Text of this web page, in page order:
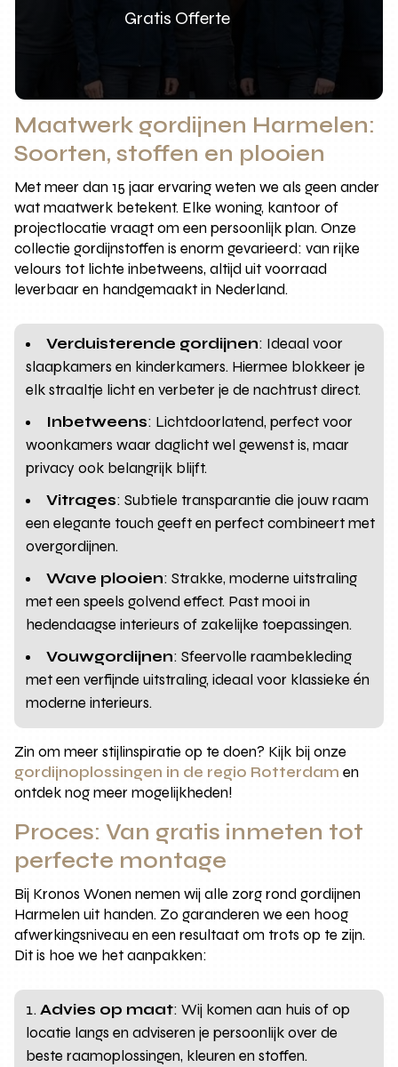
Gratis Offerte
Maatwerk gordijnen Harmelen:
Soorten, stoffen en plooien
Met meer dan 15 jaar ervaring weten we als geen ander
wat maatwerk betekent. Elke woning, kantoor of
projectlocatie vraagt om een persoonlijk plan. Onze
collectie gordijnstoffen is enorm gevarieerd: van rijke
velours tot lichte inbetweens, altijd uit voorraad
leverbaar en handgemaakt in Nederland.
Verduisterende gordijnen: Ideaal voor
slaapkamers en kinderkamers. Hiermee blokkeer je
elk straaltje licht en verbeter je de nachtrust direct.
Inbetweens: Lichtdoorlatend, perfect voor
woonkamers waar daglicht wel gewenst is, maar
privacy ook belangrijk blijft.
Vitrages: Subtiele transparantie die jouw raam
een elegante touch geeft en perfect combineert met
overgordijnen.
Wave plooien: Strakke, moderne uitstraling
met een speels golvend effect. Past mooi in
hedendaagse interieurs of zakelijke toepassingen.
Vouwgordijnen: Sfeervolle raambekleding
met een verfijnde uitstraling, ideaal voor klassieke én
moderne interieurs.
Zin om meer stijlinspiratie op te doen? Kijk bij onze
gordijnoplossingen in de regio Rotterdam en
ontdek nog meer mogelijkheden!
Proces: Van gratis inmeten tot
perfecte montage
Bij Kronos Wonen nemen wij alle zorg rond gordijnen
Harmelen uit handen. Zo garanderen we een hoog
afwerkingsniveau en een resultaat om trots op te zijn.
Dit is hoe we het aanpakken:
Advies op maat: Wij komen aan huis of op
locatie langs en adviseren je persoonlijk over de
beste raamoplossingen, kleuren en stoffen.